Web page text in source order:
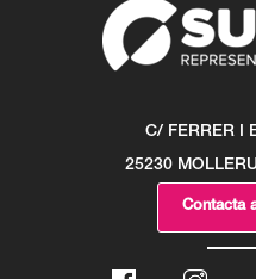
C/ FERRER I
25230
Contacta